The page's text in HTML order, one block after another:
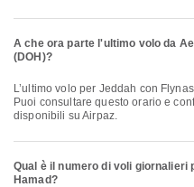
A che ora parte l'ultimo volo da
(DOH)?
L’ultimo volo per Jeddah con Flynas, codice volo XY407, parte alle 23:59.
Puoi consultare questo orario e
disponibili su Airpaz.
Qual è il numero di voli
Hamad?